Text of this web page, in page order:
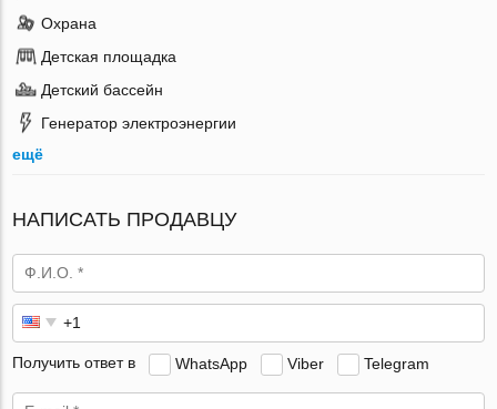
Охрана
Детская площадка
Детский бассейн
Генератор электроэнергии
ещё
НАПИСАТЬ ПРОДАВЦУ
Получить ответ в WhatsApp Viber Telegram